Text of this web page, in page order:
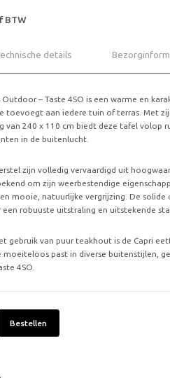
BTW
details
– Taste 4SO is een warme en
toevoegt aan iedere tuin of terras. Met
van 240 x 110 cm biedt deze tafel volop
in de buitenlucht.
zijn volledig vervaardigd uit
om zijn weerbestendige
mooie, natuurlijke vergrijzing. De solide
robuuste uitstraling en uitstekende
gebruik van puur teakhout is de Capri
moeiteloos past in diverse buitenstijlen,
4SO.
Bestellen